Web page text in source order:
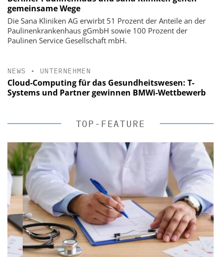
gemeinsame Wege
Die Sana Kliniken AG erwirbt 51 Prozent der Anteile an der
Paulinenkrankenhaus gGmbH sowie 100 Prozent der
Paulinen Service Gesellschaft mbH.
NEWS • UNTERNEHMEN
Cloud-Computing für das Gesundheitswesen: T-
Systems und Partner gewinnen BMWi-Wettbewerb
TOP-FEATURE